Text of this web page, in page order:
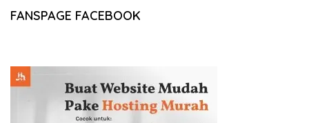
FANSPAGE FACEBOOK